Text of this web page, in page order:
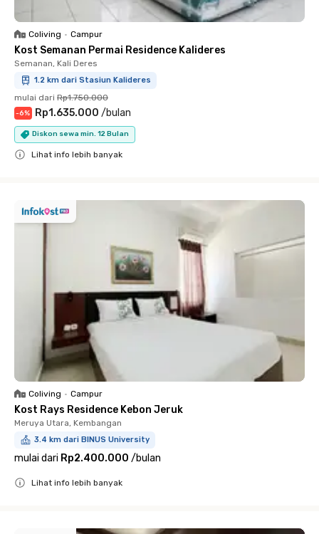
Coliving • Campur
Kost Semanan Permai Residence Kalideres
Semanan, Kali Deres
1.2 km dari Stasiun Kalideres
mulai dari Rp1.750.000
-6% Rp1.635.000 /bulan
Diskon sewa min. 12 Bulan
Lihat info lebih banyak
Coliving • Campur
Kost Rays Residence Kebon Jeruk
Meruya Utara, Kembangan
3.4 km dari BINUS University
mulai dari Rp2.400.000 /bulan
Lihat info lebih banyak